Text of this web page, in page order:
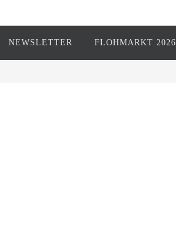
NEWSLETTER FLOHMARKT 2026